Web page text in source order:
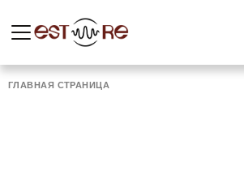
ГЛАВНАЯ СТРАНИЦА